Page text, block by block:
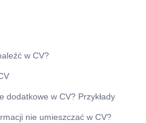
w CV?
dodatkowe w CV? Przykłady
nie umieszczać w CV?